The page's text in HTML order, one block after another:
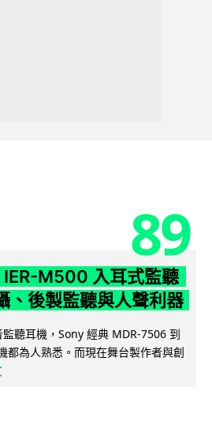
89
IER-M500 入耳式監聽
、後製監聽與人聲利器
聽耳機，Sony 經典 MDR-7506 到
都為人熟悉。而現在舞台製作者與創